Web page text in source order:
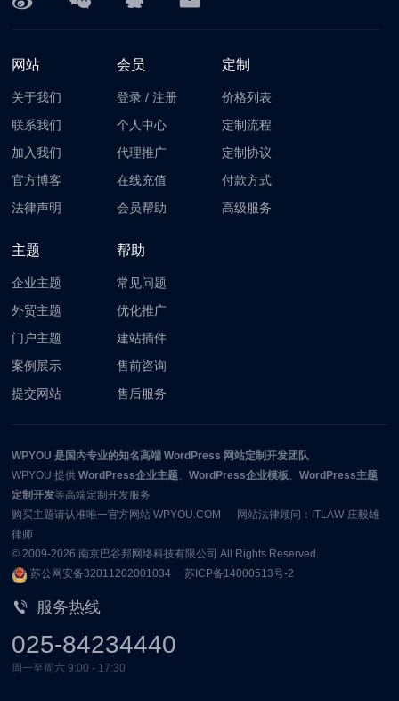
网站
关于我们
联系我们
加入我们
官方博客
法律声明
会员
登录 /注册
个人中心
代理推广
在线充值
会员帮助
定制
价格列表
定制流程
定制协议
付款方式
高级服务
主题
企业主题
外贸主题
门户主题
案例展示
提交网站
帮助
常见问题
优化推广
建站插件
售前咨询
售后服务
WPYOU 是国内专业的知名高端 WordPress 网站定制开发团队
WPYOU 提供WordPress企业主题 、WordPress企业模板 、WordPress主题
定制开发等高端定制开发服务
购买主题请认准唯一官方网站 WPYOU.COM 网站法律顾问：ITLAW-庄毅雄
律师
© 2009-2026南京巴谷邦网络科技有限公司 All Rights Reserved.
苏公网安备32011202001034
苏ICP备14000513号-2
服务热线
025-84234440
周一至周六 9:00 - 17:30